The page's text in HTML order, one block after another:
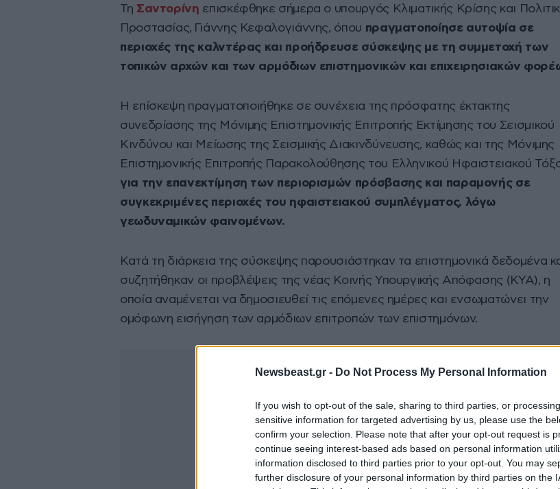
Newsbeast.gr - Do Not Process My Personal Information
If you wish to opt-out of the sale, sharing to third parties, or
sensitive information for targeted advertising by us, please use the
confirm your selection. Please note that after your opt-out request is
continue seeing interest-based ads based on personal information
information disclosed to third parties prior to your opt-out. You may
further disclosure of your personal information by third parties on the
Τη Σαντορίνη επισκέφθηκε σήμερα ο υπουργός Κλιματικής Κρίσης και
Προστασίας, Γιάννης Κεφαλογιάννης, όπου πραγματοποίησε αυτοψία σε
περιοχές της καλντέρας και προήδρευσε σύσκεψης με τη συμμετοχή των
τοπικών αρχών και των αρμόδιων επιστημονικών και επιχειρησιακών
Η επίσκεψη πραγματοποιήθηκε σε συνέχεια της πρόσφατης έκτακτης
συνεδρίασης της Μόνιμης Επιστημονικής Επιτροπής Εκτίμησης του Σεισμικού
Κινδύνου και Μείωσης της Σεισμικής Διακινδύνευσης, καθώς και της Μόνιμης
Επιστημονικής Επιτροπής Παρακολούθησης του Ελληνικού Ηφαιστειακού
για την επανεκτίμηση των περιορισμών πρόσβασης και παραμονής σε
συγκεκριμένες περιοχές του ηφαιστειακού συμπλέγματος, λόγω
γεωδυναμικών φαινομένων.
Κατά τη διάρκεια της σύσκεψης παρουσιάστηκαν τα επιστημονικά δεδομένα
συζητήθηκαν οι προβλέψεις της νέας Κοινής Υπουργικής Απόφασης (ΚΥΑ), η
οποία αναμένεται να δημοσιευθεί τις επόμενες ημέρες και ενσωματώνει την
ομόφωνη εισήγηση των αρμόδιων επιτροπών των επιστημόνων.